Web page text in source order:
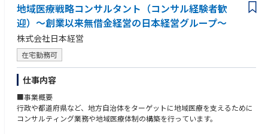
＜魅力ポイント＞
◤プロジェクトの魅力◢
・ビジネスインパクトの大きい分析案件に携われる
・プロフィットセンターとしてのデータ分析部門で、事業価値に直結する
成果を出せる
・強いコネクションと高難度な課題解決に取り組める
◤組織とカルチャー◢
・CTO自らが事業部長を兼任し、役職を超えたフラットなコミュニケーシ
ョンが特徴
・全社定例・部門横断の情報共有や交流会によりオープンな連携環境
・医療計画・再編計画などのストーリー設計と文書化
・住民説明や議会説明に向けた検討資料の作成支援
・社内外の専門家との連携・チームマネジメント（経験に応じて）
地域医療戦略コンサルタント（コンサル経験者歓
迎）～創業以来無借金経営の日本経営グループ～
株式会社日本経営
在宅勤務可
仕事内容
■事業概要
行政や都道府県など、地方自治体をターゲットに地域医療を支えるために
コンサルティング業務や地域医療体制の構築を行っています。